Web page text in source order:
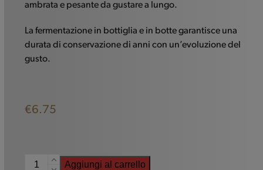
ambrata e pesante da gustare a lungo.
La fermentazione in bottiglia e in botte garantisce una
durata di conservazione di anni con un’evoluzione del
gusto.
€6.75
Piraat
Aggiungi al carrello